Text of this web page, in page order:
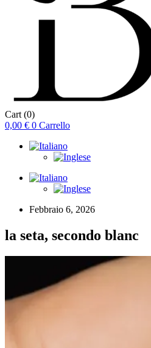
Cart (0)
0,00 € 0 Carrello
Febbraio 6, 2026
la seta, secondo blanc